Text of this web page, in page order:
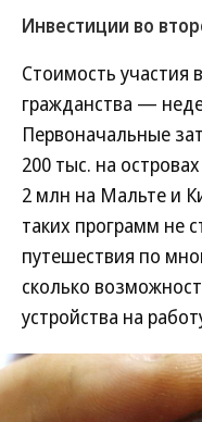
Инвестиции во
Стоимость участия
гражданства —
Первоначальные
200 тыс. на
2 млн на Мальте и
таких программ не
путешествия по
сколько
устройства на